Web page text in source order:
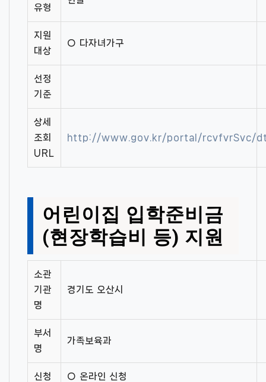
유형
지원
대상
○ 다자녀가구
선정
기준
상세
조회
URL
http://www.gov.kr/portal/rcvfvrSvc/
어린이집 입학준비금
(현장학습비 등) 지원
소관
기관
명
경기도 오산시
부서
명
가족보육과
신청
○ 온라인 신청